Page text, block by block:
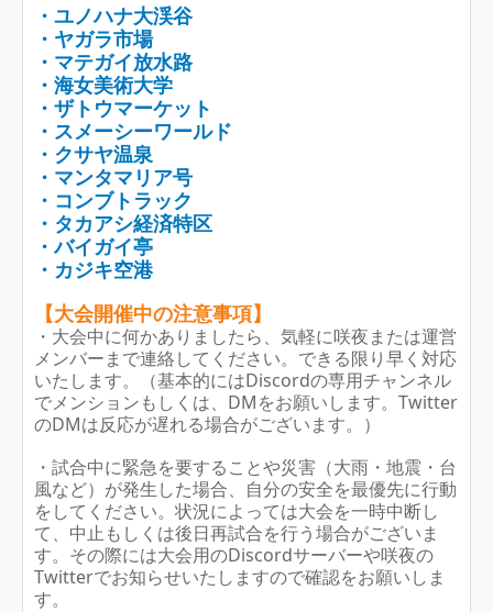
・ユノハナ大渓谷
・ヤガラ市場
・マテガイ放水路
・海女美術大学
・ザトウマーケット
・スメーシーワールド
・クサヤ温泉
・マンタマリア号
・コンブトラック
・タカアシ経済特区
・バイガイ亭
・カジキ空港
【大会開催中の注意事項】
・大会中に何かありましたら、気軽に咲夜または運営
メンバーまで連絡してください。できる限り早く対応
いたします。（基本的にはDiscordの専用チャンネル
でメンションもしくは、DMをお願いします。Twitter
のDMは反応が遅れる場合がございます。）
・試合中に緊急を要することや災害（大雨・地震・台
風など）が発生した場合、自分の安全を最優先に行動
をしてください。状況によっては大会を一時中断し
て、中止もしくは後日再試合を行う場合がございま
す。その際には大会用のDiscordサーバーや咲夜の
Twitterでお知らせいたしますので確認をお願いしま
す。